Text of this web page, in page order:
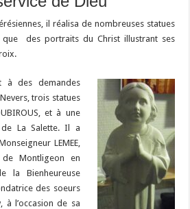
il réalisa de nombreuses statues
que des portraits du Christ illustrant ses
à des demandes
trois statues
et à une
La Salette. Il a
LEMEE,
Montligeon en
la Bienheureuse
des soeurs
à l’occasion de sa